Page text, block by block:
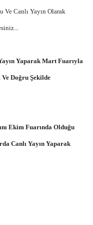
Ve Canlı Yayın Olarak
Yaparak Mart Fuarıyla
Doğru Şekilde
Ekim Fuarında Olduğu
Canlı Yayın Yaparak